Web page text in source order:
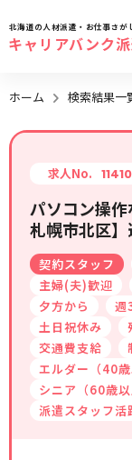
職種
給与
こだわり
キーワード
リセット
最
検索履歴は
北海道の人材派遣・お仕事さが
キャリアバンク
ホーム 検索結果一
求人No.
パソコン操
札幌市北区
契約スタッフ
主婦(夫)歓迎
夕方から
週
土日祝休み
交通費支給
エルダー（40
シニア（60歳
派遣スタッフ活